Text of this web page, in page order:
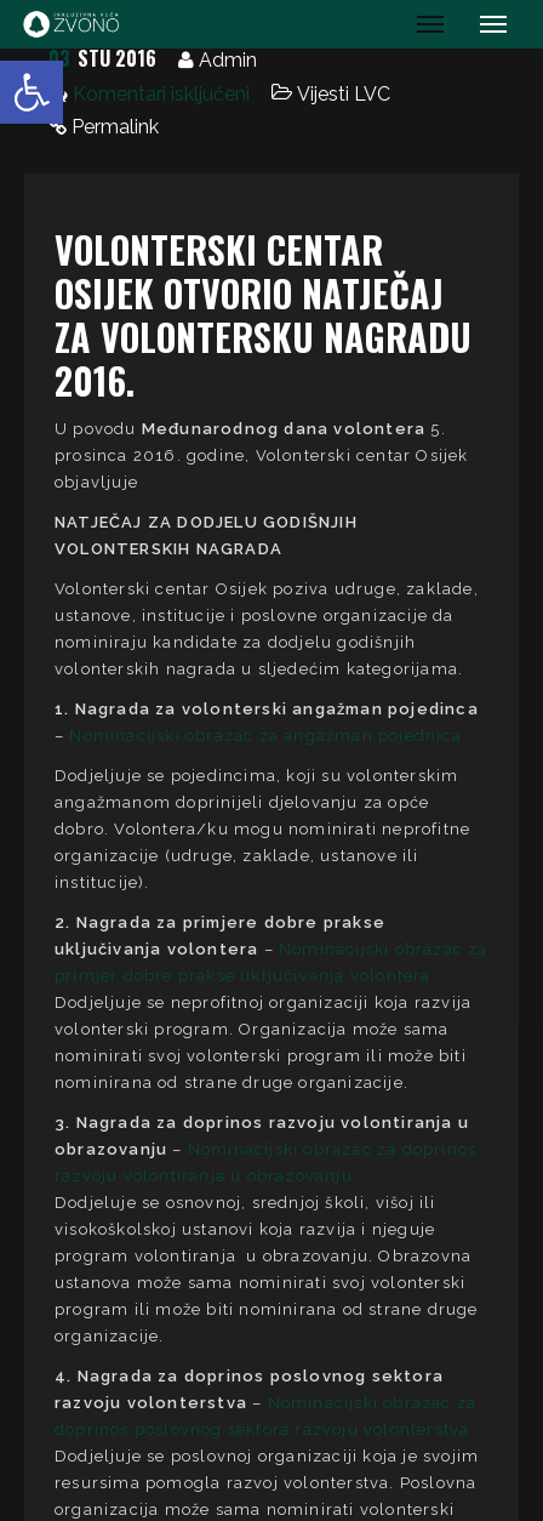
Open toolbar IK Zvono
03 STU 2016
Admin
Komentari isključeni
Vijesti LVC
Permalink
VOLONTERSKI CENTAR
OSIJEK OTVORIO NATJEČAJ
ZA VOLONTERSKU NAGRADU
2016.
U povodu Međunarodnog dana volontera 5.
prosinca 2016. godine, Volonterski centar Osijek
objavljuje
NATJEČAJ ZA DODJELU GODIŠNJIH
VOLONTERSKIH NAGRADA
Volonterski centar Osijek poziva udruge, zaklade,
ustanove, institucije i poslovne organizacije da
nominiraju kandidate za dodjelu godišnjih
volonterskih nagrada u sljedećim kategorijama.
1. Nagrada za volonterski angažman pojedinca
– Nominacijski obrazac za angažman pojednica
Dodjeljuje se pojedincima, koji su volonterskim
angažmanom doprinijeli djelovanju za opće
dobro. Volontera/ku mogu nominirati neprofitne
organizacije (udruge, zaklade, ustanove ili
institucije).
2. Nagrada za primjere dobre prakse
uključivanja volontera – Nominacijski obrazac za
primjer dobre prakse uključivanja volontera
Dodjeljuje se neprofitnoj organizaciji koja razvija
volonterski program. Organizacija može sama
nominirati svoj volonterski program ili može biti
nominirana od strane druge organizacije.
3. Nagrada za doprinos razvoju volontiranja u
obrazovanju – Nominacijski obrazac za doprinos
razvoju volontiranja u obrazovanju
Dodjeluje se osnovnoj, srednjoj školi, višoj ili
visokoškolskoj ustanovi koja razvija i njeguje
program volontiranja u obrazovanju. Obrazovna
ustanova može sama nominirati svoj volonterski
program ili može biti nominirana od strane druge
organizacije.
4. Nagrada za doprinos poslovnog sektora
razvoju volonterstva – Nominacijski obrazac za
doprinos poslovnog sektora razvoju volonterstva
Dodjeljuje se poslovnoj organizaciji koja je svojim
resursima pomogla razvoj volonterstva. Poslovna
organizacija može sama nominirati volonterski